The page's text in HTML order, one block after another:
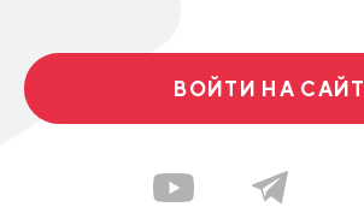
ВОЙТИ НА САЙТ